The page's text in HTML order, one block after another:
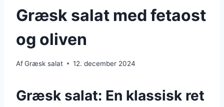
Græsk salat med fetaost
og oliven
AfGræsk salat 12. december 2024
Græsk salat: En klassisk ret